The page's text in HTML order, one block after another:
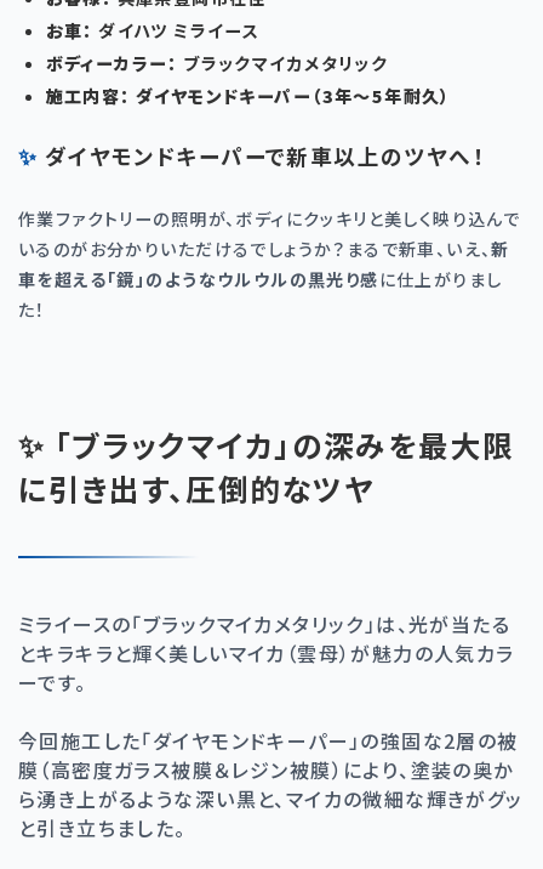
お車： ダイハツ ミライース
ボディーカラー： ブラックマイカメタリック
施工内容： ダイヤモンドキーパー（3年〜5年耐久）
✨ ダイヤモンドキーパーで新車以上のツヤへ！
作業ファクトリーの照明が、ボディにクッキリと美しく映り込んで
いるのがお分かりいただけるでしょうか？まるで新車、いえ、新
車を超える「鏡」のようなウルウルの黒光り感に仕上がりまし
た！
✨ 「ブラックマイカ」の深みを最大限
に引き出す、圧倒的なツヤ
ミライースの「ブラックマイカメタリック」は、光が当たる
とキラキラと輝く美しいマイカ（雲母）が魅力の人気カラ
ーです。
今回施工した「ダイヤモンドキーパー」の強固な2層の被
膜（高密度ガラス被膜＆レジン被膜）により、塗装の奥か
ら湧き上がるような深い黒と、マイカの微細な輝きがグッ
と引き立ちました。